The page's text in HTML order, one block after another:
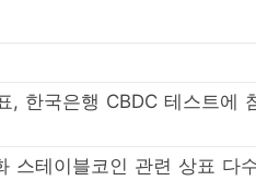
, 한국은행 CBDC 테스트에
스테이블코인 관련 상표 다